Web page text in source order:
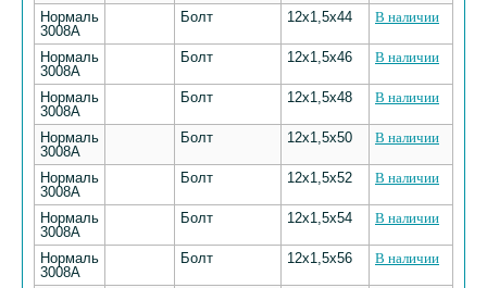
Нормаль
3008А
Болт 12х1,5х44 В наличии
Нормаль
3008А
Болт 12х1,5х46 В наличии
Нормаль
3008А
Болт 12х1,5х48 В наличии
Нормаль
3008А
Болт 12х1,5х50 В наличии
Нормаль
3008А
Болт 12х1,5х52 В наличии
Нормаль
3008А
Болт 12х1,5х54 В наличии
Нормаль
3008А
Болт 12х1,5х56 В наличии